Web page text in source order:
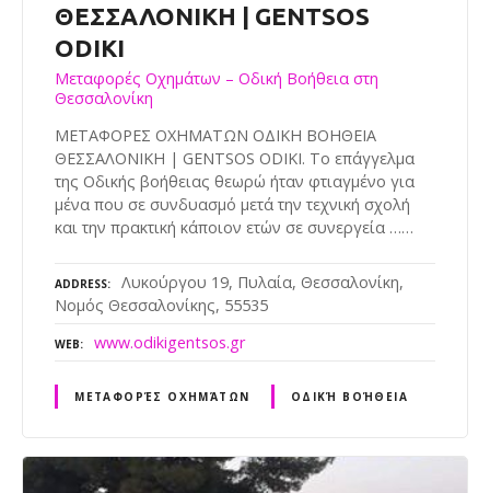
ΘΕΣΣΑΛΟΝΙΚΗ | GENTSOS
ODIKI
Μεταφορές Οχημάτων – Οδική Βοήθεια στη
Θεσσαλονίκη
ΜΕΤΑΦΟΡΕΣ ΟΧΗΜΑΤΩΝ ΟΔΙΚΗ ΒΟΗΘΕΙΑ
ΘΕΣΣΑΛΟΝΙΚΗ | GENTSOS ODIKI. Το επάγγελμα
της Οδικής βοήθειας θεωρώ ήταν φτιαγμένο για
μένα που σε συνδυασμό μετά την τεχνική σχολή
και την πρακτική κάποιον ετών σε συνεργεία ……
ADDRESS
Λυκούργου 19, Πυλαία, Θεσσαλονίκη,
Νομός Θεσσαλονίκης, 55535
WEB www.odikigentsos.gr
ΜΕΤΑΦΟΡΈΣ ΟΧΗΜΆΤΩΝ ΟΔΙΚΉ ΒΟΉΘΕΙΑ